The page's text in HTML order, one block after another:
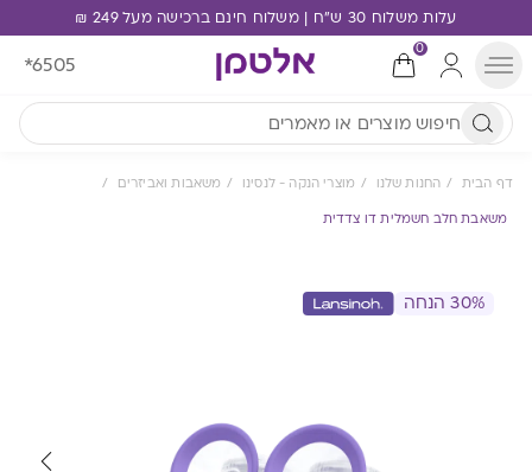
עלות משלוח 30 ש"ח | משלוח חינם ברכישה מעל 249 ₪
0
*6505
דף הבית החנות שלנו מוצרי הנקה - לנסינו משאבות ואביזרים
משאבת חלב חשמלית דו צדדית
30% הנחה